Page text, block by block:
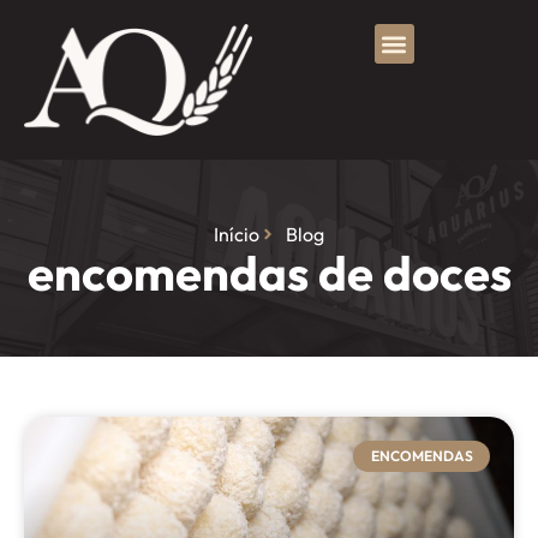
Início Blog
encomendas de doces
ENCOMENDAS